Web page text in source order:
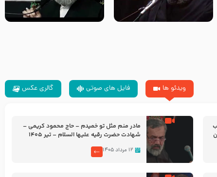
سلام جوانی که امام حسین علیه
السلام خودش جوابش را دادند
زیارتی که اسباب رزق زیاد و عمر
طولانی است حجت السلام حسین
ویدئو ها فایل های صوتی گالری عکس
مادر منم مثل تو خمیدم – حاج محمود کریمی –
شهادت حضرت رقیه علیها السلام – تیر ۱۴۰۵
۱۲ مرداد ۱۴۰۵